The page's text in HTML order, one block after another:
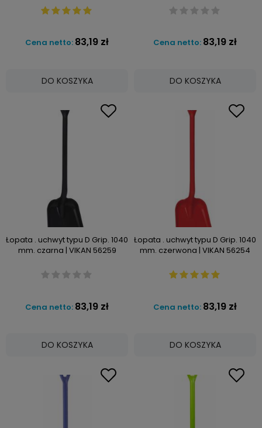
Cena netto: 83,19 zł
DO KOSZYKA
Cena netto: 83,19 zł
DO KOSZYKA
Łopata . uchwyt typu D Grip. 1040
mm. czarna | VIKAN 56259
Cena netto: 83,19 zł
DO KOSZYKA
Łopata . uchwyt typu D Grip. 1040
mm. czerwona | VIKAN 56254
Cena netto: 83,19 zł
DO KOSZYKA